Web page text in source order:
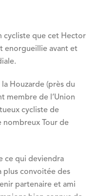
cycliste que cet Hector
enorgueillie avant et
Houzarde (près du
membre de l’Union
cycliste de
nombreux Tour de
ce qui deviendra
plus convoitée des
partenaire et ami